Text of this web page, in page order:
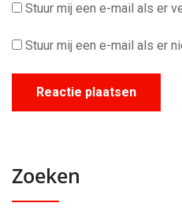
Stuur mij een e-mail als er
Stuur mij een e-mail als er
Zoeken